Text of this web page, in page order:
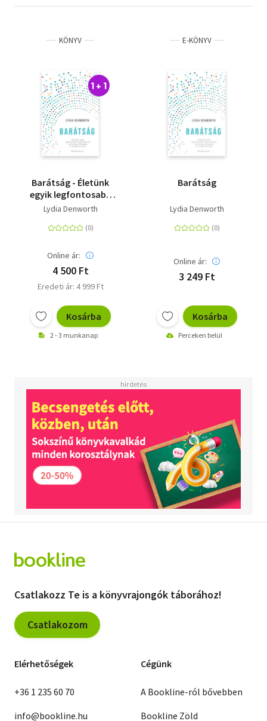
KÖNYV
1 + 1
Barátság - Életünk
egyik legfontosabb
kapcsolatának
és rendkívüli ereje
Lydia Denworth
Online ár:
4 500 Ft
Eredeti ár: 4 999 Ft
Kosárba
2 - 3 munkanap
E-KÖNYV
Barátság
Lydia Denworth
Online ár:
3 249 Ft
Kosárba
Perceken belül
Csatlakozz Te is a könyvrajongók táborához!
Csatlakozom
Elérhetőségek
+36 1 235 60 70
info@bookline.hu
Cégünk
A Bookline-ról bővebben
Bookline Zöld